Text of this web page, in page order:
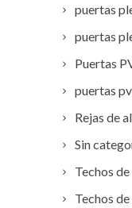
puertas
puertas
Puertas
puertas
Rejas de
Sin
Techos
Techos